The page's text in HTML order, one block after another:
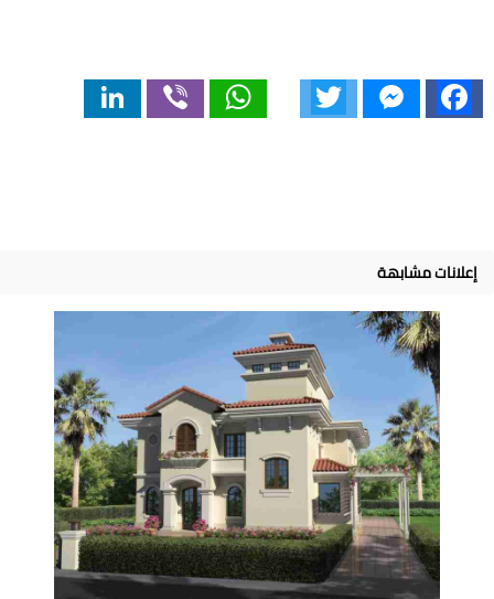
Facebook
Messenger
WhatsApp
إعلانات مشابهة